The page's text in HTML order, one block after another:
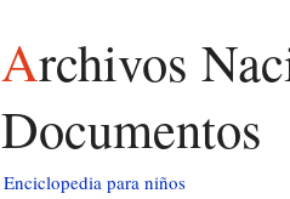
Archivos Nacionales y Administración de
Documentos
Enciclopedia para niños